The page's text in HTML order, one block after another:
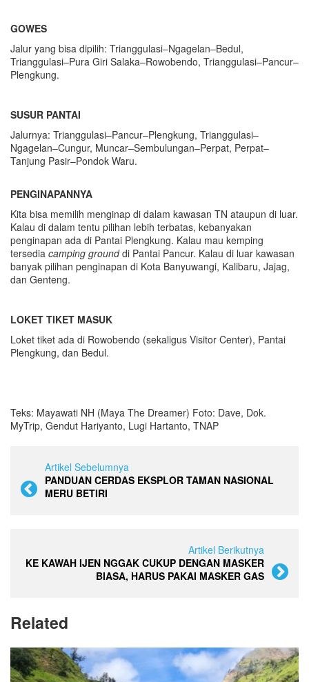
GOWES
Jalur yang bisa dipilih: Trianggulasi–Ngagelan–Bedul,
Trianggulasi–Pura Giri Salaka–Rowobendo, Trianggulasi–Pancur–
Plengkung.
SUSUR PANTAI
Jalurnya: Trianggulasi–Pancur–Plengkung, Trianggulasi–
Ngagelan–Cungur, Muncar–Sembulungan–Perpat, Perpat–
Tanjung Pasir–Pondok Waru.
PENGINAPANNYA
Kita bisa memilih menginap di dalam kawasan TN ataupun di luar.
Kalau di dalam tentu pilihan lebih terbatas, kebanyakan
penginapan ada di Pantai Plengkung. Kalau mau kemping
tersedia camping grounddi Pantai Pancur. Kalau di luar kawasan
banyak pilihan penginapan di Kota Banyuwangi, Kalibaru, Jajag,
dan Genteng.
LOKET TIKET MASUK
Loket tiket ada di Rowobendo (sekaligus Visitor Center), Pantai
Plengkung, dan Bedul.
Teks: Mayawati NH (Maya The Dreamer) Foto: Dave, Dok.
MyTrip, Gendut Hariyanto, Lugi Hartanto, TNAP
Artikel Sebelumnya
PANDUAN CERDAS EKSPLOR TAMAN NASIONAL
MERU BETIRI
Artikel Berikutnya
KE KAWAH IJEN NGGAK CUKUP DENGAN MASKER
BIASA, HARUS PAKAI MASKER GAS
Related